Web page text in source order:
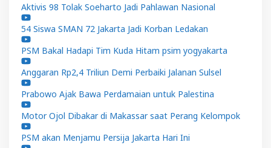
Aktivis 98 Tolak Soeharto Jadi Pahlawan Nasional
54 Siswa SMAN 72 Jakarta Jadi Korban Ledakan
PSM Bakal Hadapi Tim Kuda Hitam psim yogyakarta
Anggaran Rp2,4 Triliun Demi Perbaiki Jalanan Sulsel
Prabowo Ajak Bawa Perdamaian untuk Palestina
Motor Ojol Dibakar di Makassar saat Perang Kelompok
PSM akan Menjamu Persija Jakarta Hari Ini